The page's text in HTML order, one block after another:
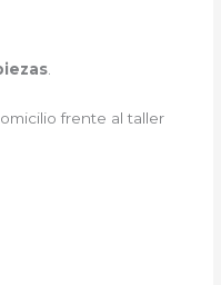
.
frente al taller